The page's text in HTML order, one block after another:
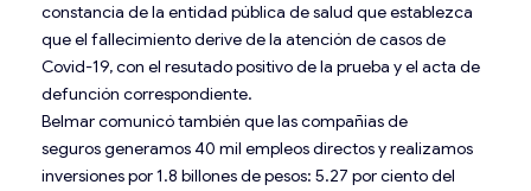
constancia de la entidad pública de salud que establezca
que el fallecimiento derive de la atención de casos de
Covid-19, con el resutado positivo de la prueba y el acta de
defunción correspondiente.
Belmar comunicó también que las compañias de
seguros generamos 40 mil empleos directos y realizamos
inversiones por 1.8 billones de pesos: 5.27 por ciento del